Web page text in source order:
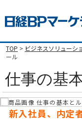
TOP > ビジネスソリューシ
ール
仕事の基
新入社員、内定